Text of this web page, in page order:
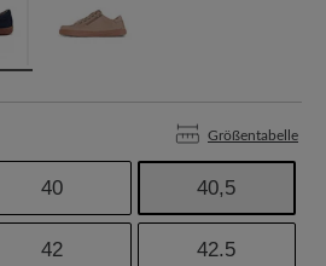
Größentabelle
40 40,5
42 42.5